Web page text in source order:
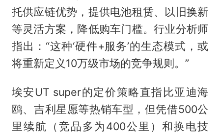
托供应链优势，提供电池租赁、以旧换新
等灵活方案，降低购车门槛。行业分析师
指出：“这种‘硬件+服务’的生态模式，或
将重新定义10万级市场的竞争规则。”
埃安UT super的定价策略直指比亚迪海
鸥、吉利星愿等热销车型，但凭借500公
里续航（竞品多为400公里）和换电技